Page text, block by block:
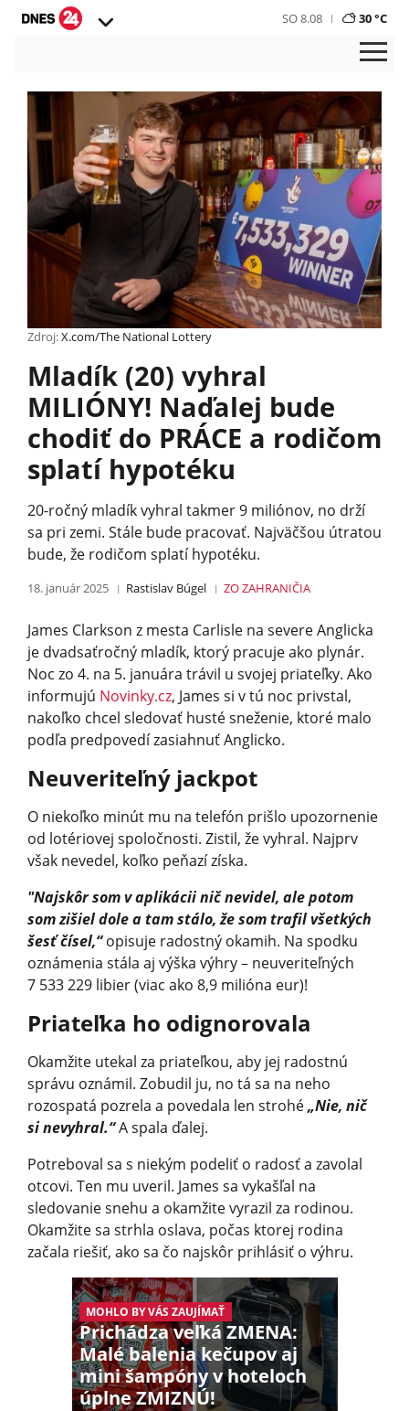
SO 8.08 30 °C
Zdroj:X.com/The National Lottery
Mladík (20) vyhral
MILIÓNY! Naďalej bude
chodiť do PRÁCE a rodičom
splatí hypotéku
20-ročný mladík vyhral takmer 9 miliónov, no drží
sa pri zemi. Stále bude pracovať. Najväčšou útratou
bude, že rodičom splatí hypotéku.
18. január 2025 Rastislav Búgel ZO ZAHRANIČIA
James Clarkson z mesta Carlisle na severe Anglicka
je dvadsaťročný mladík, ktorý pracuje ako plynár.
Noc zo 4. na 5. januára trávil u svojej priateľky. Ako
informujú Novinky.cz, James si v tú noc privstal,
nakoľko chcel sledovať husté sneženie, ktoré malo
podľa predpovedí zasiahnuť Anglicko.
Neuveriteľný jackpot
O niekoľko minút mu na telefón prišlo upozornenie
od lotériovej spoločnosti. Zistil, že vyhral. Najprv
však nevedel, koľko peňazí získa.
"Najskôr som v aplikácii nič nevidel, ale potom
som zišiel dole a tam stálo, že som trafil všetkých
šesť čísel,“opisuje radostný okamih. Na spodku
oznámenia stála aj výška výhry – neuveriteľných
7 533 229 libier (viac ako 8,9 milióna eur)!
Priateľka ho odignorovala
Okamžite utekal za priateľkou, aby jej radostnú
správu oznámil. Zobudil ju, no tá sa na neho
rozospatá pozrela a povedala len strohé„Nie, nič
si nevyhral.“A spala ďalej.
Potreboval sa s niekým podeliť o radosť a zavolal
otcovi. Ten mu uveril. James sa vykašľal na
sledovanie snehu a okamžite vyrazil za rodinou.
Okamžite sa strhla oslava, počas ktorej rodina
začala riešiť, ako sa čo najskôr prihlásiť o výhru.
MOHLO BY VÁS ZAUJÍMAŤ
Prichádza veľká ZMENA:
Malé balenia kečupov aj
mini šampóny v hoteloch
úplne ZMIZNÚ!